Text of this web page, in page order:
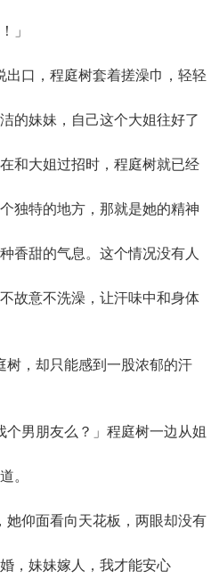
」
口，程庭树套着搓澡巾，轻轻
的妹妹，自己这个大姐往好了
和大姐过招时，程庭树就已经
独特的地方，那就是她的精神
香甜的气息。这个情况没有人
故意不洗澡，让汗味中和身体
，却只能感到一股浓郁的汗
男朋友么？」程庭树一边从姐
。
仰面看向天花板，两眼却没有
，妹妹嫁人，我才能安心